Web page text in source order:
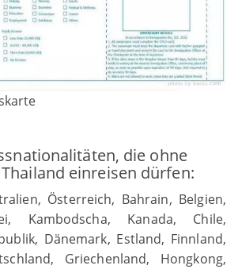
die ohne
einreisen dürfen:
Österreich, Bahrain, Belgien,
Kambodscha, Kanada, Chile,
Dänemark, Estland, Finnland,
Griechenland, Hongkong,